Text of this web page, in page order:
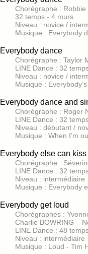
Chorégraphe : Robbie
32 temps - 4 murs
Niveau : novice /
Musique : Everybody
Everybody dance
Chorégraphe : Taylor
LINE Dance : 32
Niveau : novice /
Musique :
Everybody dance and
Chorégraphe : Roger
LINE Dance : 32
Niveau : débutant /
Musique : When I’m
Everybody else can kiss
Chorégraphe :
LINE Dance : 32
Niveau : intermédiaire
Musique : Everybody
Everybody get loud
Chorégraphes :
Charlie BOWRING –
LINE Dance : 48
Niveau : intermédiaire
Musique : Loud - Tim